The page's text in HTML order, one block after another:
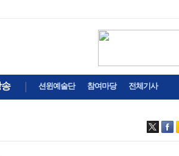
션윈예술단 참여마당 전체기사